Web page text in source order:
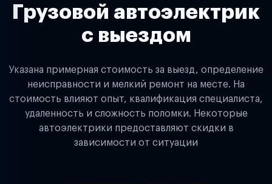
Грузовой автоэлектрик
с выездом
Указана примерная стоимость за выезд, определение
неисправности и мелкий ремонт на месте. На
стоимость влияют опыт, квалификация специалиста,
удаленность и сложность поломки. Некоторые
автоэлектрики предоставляют скидки в
зависимости от ситуации